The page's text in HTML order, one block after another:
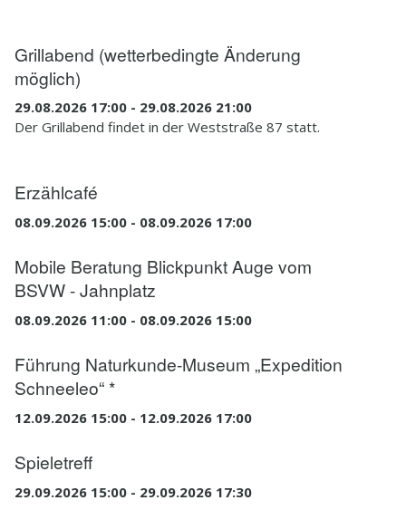
5.1.3
Diabetische Retinopathie
5.1.4
Glaukom - Grüner Star
5.1.6
Weitere Augenerkrankungen
5.2
Barrierefreiheit
5.3
Mobilität
5.4
Links
6
Impressum
Grillabend (wetterbedingte Änderung
möglich)
29.08.2026 17:00 - 29.08.2026 21:00
Der Grillabend findet in der Weststraße 87 statt.
Erzählcafé
08.09.2026 15:00 - 08.09.2026 17:00
Mobile Beratung Blickpunkt Auge vom
BSVW - Jahnplatz
08.09.2026 11:00 - 08.09.2026 15:00
Führung Naturkunde-Museum „Expedition
Schneeleo“ *
12.09.2026 15:00 - 12.09.2026 17:00
Spieletreff
29.09.2026 15:00 - 29.09.2026 17:30